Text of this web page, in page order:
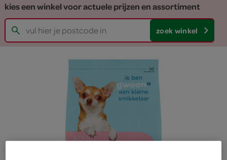
kies een winkel voor actuele prijzen en assortiment
zoek winkel